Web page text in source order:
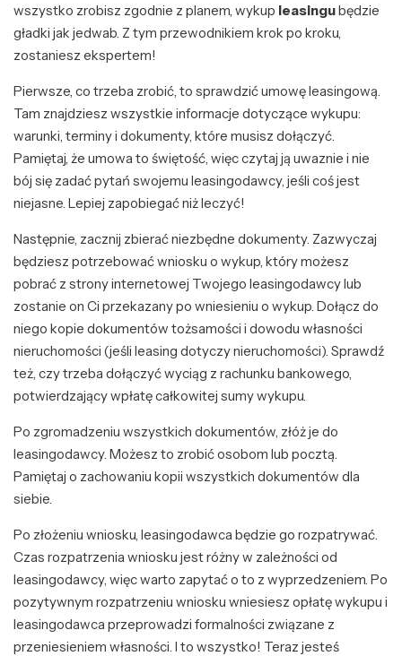
wszystko zrobisz zgodnie z planem, wykup leasingubędzie
gładki jak jedwab. Z tym przewodnikiem krok po kroku,
zostaniesz ekspertem!
Pierwsze, co trzeba zrobić, to sprawdzić umowę leasingową.
Tam znajdziesz wszystkie informacje dotyczące wykupu:
warunki, terminy i dokumenty, które musisz dołączyć.
Pamiętaj, że umowa to świętość, więc czytaj ją uwaznie i nie
bój się zadać pytań swojemu leasingodawcy, jeśli coś jest
niejasne. Lepiej zapobiegać niż leczyć!
Następnie, zacznij zbierać niezbędne dokumenty. Zazwyczaj
będziesz potrzebować wniosku o wykup, który możesz
pobrać z strony internetowej Twojego leasingodawcy lub
zostanie on Ci przekazany po wniesieniu o wykup. Dołącz do
niego kopie dokumentów tożsamości i dowodu własności
nieruchomości (jeśli leasing dotyczy nieruchomości). Sprawdź
też, czy trzeba dołączyć wyciąg z rachunku bankowego,
potwierdzający wpłatę całkowitej sumy wykupu.
Po zgromadzeniu wszystkich dokumentów, złóż je do
leasingodawcy. Możesz to zrobić osobom lub pocztą.
Pamiętaj o zachowaniu kopii wszystkich dokumentów dla
siebie.
Po złożeniu wniosku, leasingodawca będzie go rozpatrywać.
Czas rozpatrzenia wniosku jest różny w zależności od
leasingodawcy, więc warto zapytać o to z wyprzedzeniem. Po
pozytywnym rozpatrzeniu wniosku wniesiesz opłatę wykupu i
leasingodawca przeprowadzi formalności związane z
przeniesieniem własności. I to wszystko! Teraz jesteś